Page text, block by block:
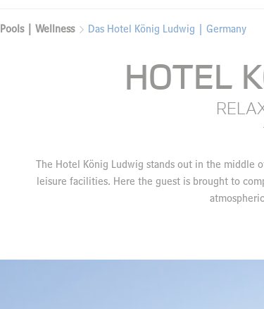
Pools | Wellness Das Hotel König Ludwig | Germany
HOTEL
The Hotel König Ludwig stands out in the middle
leisure facilities. Here the guest is brought to